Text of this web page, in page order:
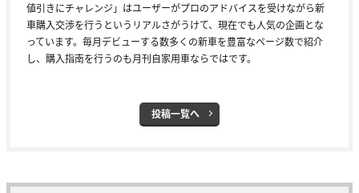
値引きにチャレンジ」はユーザーがプロのアドバイスを受けながら新
車購入交渉を行うというリアルさがうけて、現在でも人気の企画とな
っています。毎月デビューする数多くの新車を豊富なページ数で紹介
し、購入指南を行うのも月刊自家用車ならではです。
投稿一覧へ